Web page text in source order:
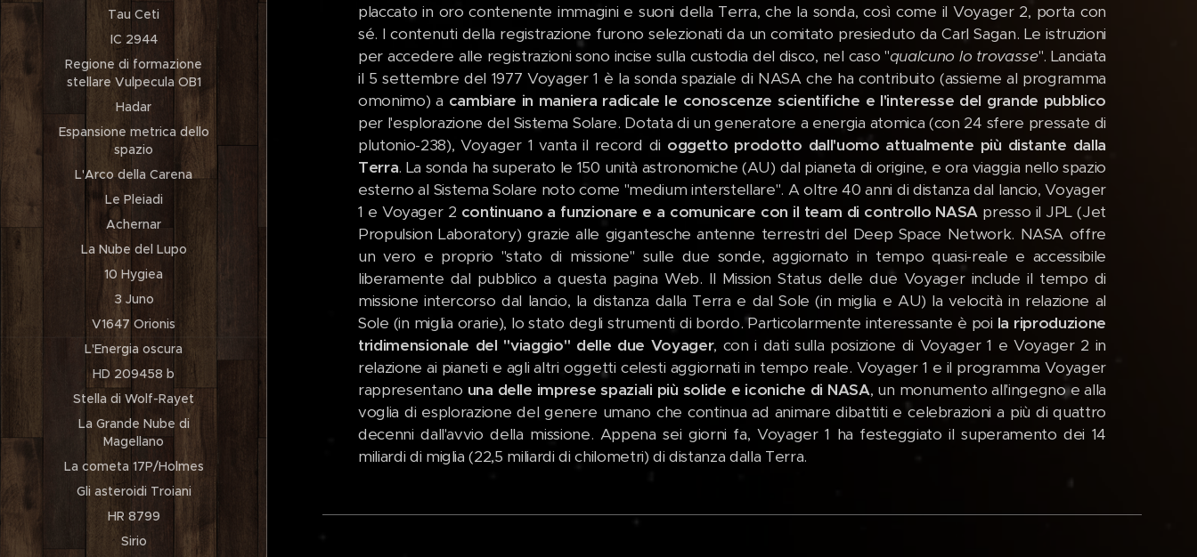
Tau Ceti
IC 2944
Regione di formazione
stellare Vulpecula OB1
Hadar
Espansione metrica dello
spazio
L'Arco della Carena
Le Pleiadi
Achernar
La Nube del Lupo
10 Hygiea
3 Juno
V1647 Orionis
L'Energia oscura
HD 209458 b
Stella di Wolf-Rayet
La Grande Nube di
Magellano
La cometa 17P/Holmes
Gli asteroidi Troiani
HR 8799
Sirio
placcato in oro contenente immagini e suoni della Terra, che la sonda, così come il Voyager 2, porta con
sé. I contenuti della registrazione furono selezionati da un comitato presieduto da Carl Sagan. Le istruzioni
per accedere alle registrazioni sono incise sulla custodia del disco, nel caso "qualcuno lo trovasse". Lanciata
il 5 settembre del 1977 Voyager 1 è la sonda spaziale di NASA che ha contribuito (assieme al programma
omonimo) a cambiare in maniera radicale le conoscenze scientifiche e l'interesse del grande pubblico
per l'esplorazione del Sistema Solare. Dotata di un generatore a energia atomica (con 24 sfere pressate di
plutonio-238), Voyager 1 vanta il record di oggetto prodotto dall'uomo attualmente più distante dalla
Terra. La sonda ha superato le 150 unità astronomiche (AU) dal pianeta di origine, e ora viaggia nello spazio
esterno al Sistema Solare noto come "medium interstellare". A oltre 40 anni di distanza dal lancio, Voyager
1 e Voyager 2 continuano a funzionare e a comunicare con il team di controllo NASA presso il JPL (Jet
Propulsion Laboratory) grazie alle gigantesche antenne terrestri del Deep Space Network. NASA offre
un vero e proprio "stato di missione" sulle due sonde, aggiornato in tempo quasi-reale e accessibile
liberamente dal pubblico a questa pagina Web. Il Mission Status delle due Voyager include il tempo di
missione intercorso dal lancio, la distanza dalla Terra e dal Sole (in miglia e AU) la velocità in relazione al
Sole (in miglia orarie), lo stato degli strumenti di bordo. Particolarmente interessante è poi la riproduzione
tridimensionale del "viaggio" delle due Voyager, con i dati sulla posizione di Voyager 1 e Voyager 2 in
relazione ai pianeti e agli altri oggetti celesti aggiornati in tempo reale. Voyager 1 e il programma Voyager
rappresentano una delle imprese spaziali più solide e iconiche di NASA, un monumento all'ingegno e alla
voglia di esplorazione del genere umano che continua ad animare dibattiti e celebrazioni a più di quattro
decenni dall'avvio della missione. Appena sei giorni fa, Voyager 1 ha festeggiato il superamento dei 14
miliardi di miglia (22,5 miliardi di chilometri) di distanza dalla Terra.